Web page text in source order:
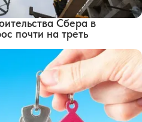
Сбера в
почти на треть